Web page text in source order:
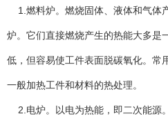
1.燃料炉。燃烧固体、液体和气体
炉。它们直接燃烧产生的热能大多是
低，但容易使工件表面脱碳氧化。常
一般加热工件和材料的热处理。
2.电炉。以电为热能，即二次能源